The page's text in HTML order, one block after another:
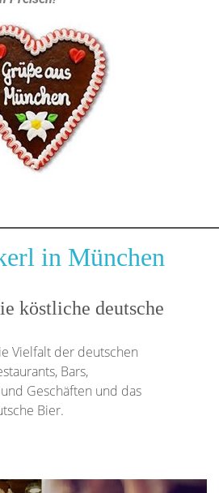
in München
köstliche deutsche
Vielfalt der deutschen
Bars,
Geschäften und das
Bier.